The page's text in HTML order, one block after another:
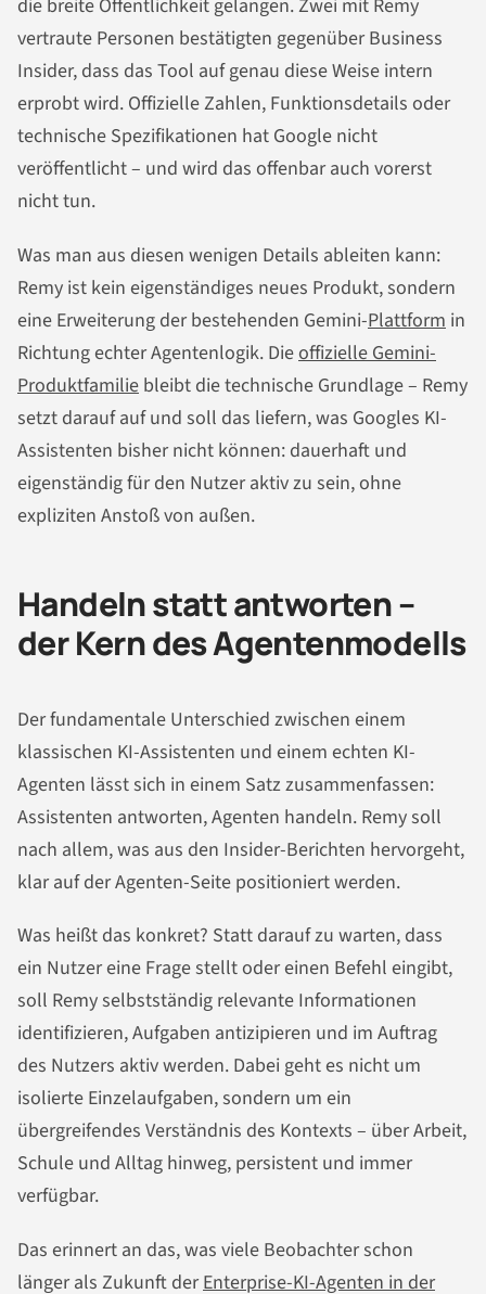
die breite Öffentlichkeit gelangen. Zwei mit Remy
vertraute Personen bestätigten gegenüber Business
Insider, dass das Tool auf genau diese Weise intern
erprobt wird. Offizielle Zahlen, Funktionsdetails oder
technische Spezifikationen hat Google nicht
veröffentlicht – und wird das offenbar auch vorerst
nicht tun.
Was man aus diesen wenigen Details ableiten kann:
Remy ist kein eigenständiges neues Produkt, sondern
eine Erweiterung der bestehenden Gemini-Plattform in
Richtung echter Agentenlogik. Dieoffizielle Gemini-
Produktfamilie bleibt die technische Grundlage – Remy
setzt darauf auf und soll das liefern, was Googles KI-
Assistenten bisher nicht können: dauerhaft und
eigenständig für den Nutzer aktiv zu sein, ohne
expliziten Anstoß von außen.
Handeln statt antworten –
der Kern des Agentenmodells
Der fundamentale Unterschied zwischen einem
klassischen KI-Assistenten und einem echten KI-
Agenten lässt sich in einem Satz zusammenfassen:
Assistenten antworten, Agenten handeln. Remy soll
nach allem, was aus den Insider-Berichten hervorgeht,
klar auf der Agenten-Seite positioniert werden.
Was heißt das konkret? Statt darauf zu warten, dass
ein Nutzer eine Frage stellt oder einen Befehl eingibt,
soll Remy selbstständig relevante Informationen
identifizieren, Aufgaben antizipieren und im Auftrag
des Nutzers aktiv werden. Dabei geht es nicht um
isolierte Einzelaufgaben, sondern um ein
übergreifendes Verständnis des Kontexts – über Arbeit,
Schule und Alltag hinweg, persistent und immer
verfügbar.
Das erinnert an das, was viele Beobachter schon
länger als Zukunft derEnterprise-KI-Agenten in der